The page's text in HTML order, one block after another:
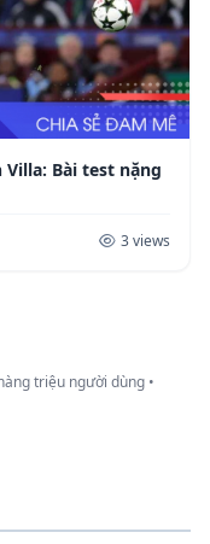
Bài test nặng
3 views
triệu người dùng •